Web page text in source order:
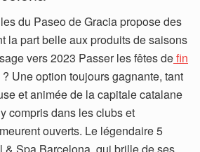
du Paseo de Gracia propose des
la part belle aux produits de saisons
vers 2023 Passer les fêtes defin
Une option toujours gagnante, tant
et animée de la capitale catalane
compris dans les clubs et
ouverts. Le légendaire 5
& Spa Barcelona, qui brille de ses